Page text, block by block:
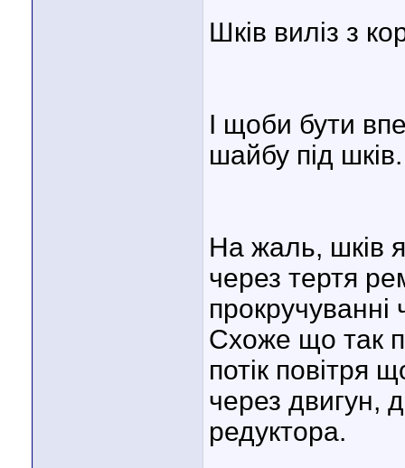
Шків виліз з
І щоби бути
шайбу під шків.
На жаль, шків
через тертя
прокручуванні
Схоже що так
потік повітря
через двигун,
редуктора.